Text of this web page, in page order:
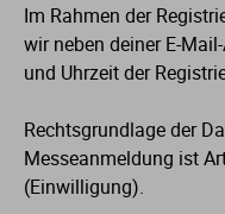
Im Rahmen der
wir neben deiner E-
und Uhrzeit der
Rechtsgrundlage der
Messeanmeldung ist
(Einwilligung).